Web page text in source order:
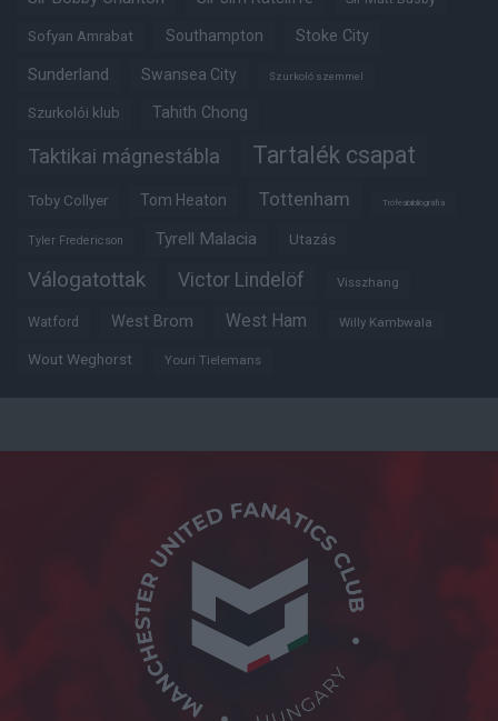
Sofyan Amrabat Southampton Stoke City
Sunderland Swansea City Szurkoló szemmel
Szurkolói klub Tahith Chong
Taktikai mágnestábla Tartalék csapat
Toby Collyer Tom Heaton Tottenham Trófeabibliográfia
Tyler Fredericson Tyrell Malacia Utazás
Válogatottak Victor Lindelöf Visszhang
Watford West Brom West Ham Willy Kambwala
Wout Weghorst Youri Tielemans